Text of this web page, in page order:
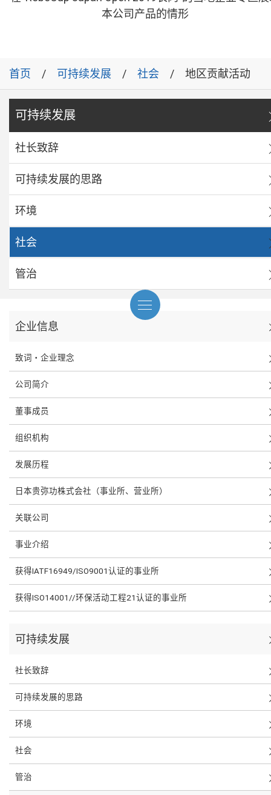
本公司产品的情形
首页 可持续发展 社会 地区贡献活动
可持续发展
社长致辞
可持续发展的思路
环境
社会
管治
企业信息
致词・企业理念
公司简介
董事成员
组织机构
发展历程
日本贵弥功株式会社（事业所、营业所）
关联公司
事业介绍
获得IATF16949/ISO9001认证的事业所
获得ISO14001//环保活动工程21认证的事业所
可持续发展
社长致辞
可持续发展的思路
环境
社会
管治